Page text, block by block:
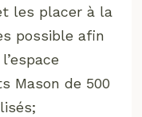
les placer à la
possible afin
Mason de 500